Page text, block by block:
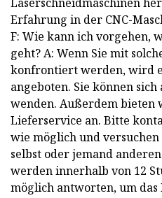
Laserschneidmaschinen
Erfahrung in der CNC-
F: Wie kann ich vorgehen,
geht? A: Wenn Sie mit
konfrontiert werden, wird
angeboten. Sie können
wenden. Außerdem bieten
Lieferservice an. Bitte
wie möglich und versuchen
selbst oder jemand
werden innerhalb von 12
möglich antworten, um das